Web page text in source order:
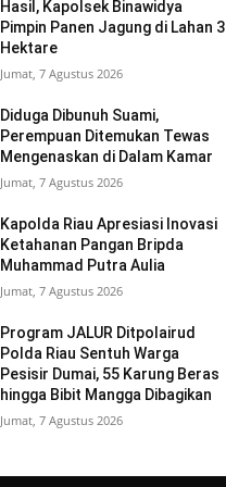
Hasil, Kapolsek Binawidya
Pimpin Panen Jagung di Lahan 3
Hektare
Jumat, 7 Agustus 2026
Diduga Dibunuh Suami,
Perempuan Ditemukan Tewas
Mengenaskan di Dalam Kamar
Jumat, 7 Agustus 2026
Kapolda Riau Apresiasi Inovasi
Ketahanan Pangan Bripda
Muhammad Putra Aulia
Jumat, 7 Agustus 2026
Program JALUR Ditpolairud
Polda Riau Sentuh Warga
Pesisir Dumai, 55 Karung Beras
hingga Bibit Mangga Dibagikan
Jumat, 7 Agustus 2026